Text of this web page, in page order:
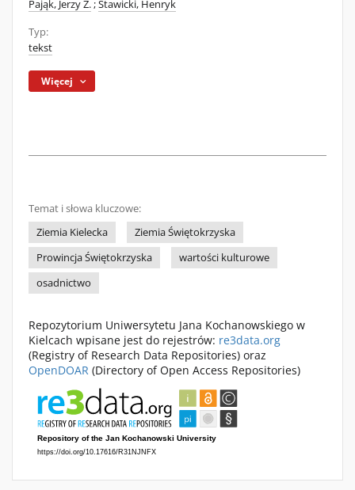
Pająk, Jerzy Z.;Stawicki, Henryk
Typ:
tekst
Więcej
Temat i słowa kluczowe:
Ziemia Kielecka
Ziemia Świętokrzyska
Prowincja Świętokrzyska
wartości kulturowe
osadnictwo
Repozytorium Uniwersytetu Jana Kochanowskiego w
Kielcach wpisane jest do rejestrów: re3data.org
(Registry of Research Data Repositories) oraz
OpenDOAR (Directory of Open Access Repositories)